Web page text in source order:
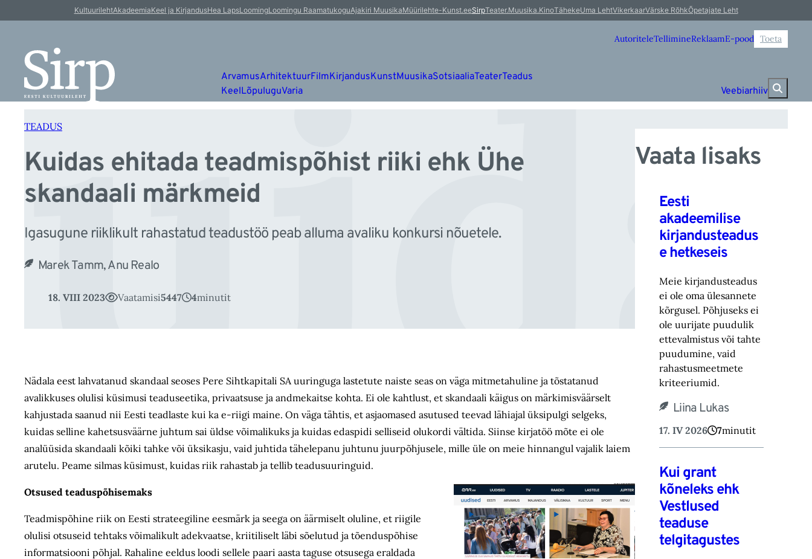
sisu
KultuurilehtAkadeemiaKeel ja KirjandusHea LapsLoomingLoomingu RaamatukoguAjakiri MuusikaMüürilehte-Kunst.eeSirpTeater.Muusika.KinoTähekeUma LehtVikerkaarVärske RõhkÕpetajate Leht
AutoriteleTellimineReklaamE-pood Toeta
ArvamusArhitektuurFilmKirjandusKunstMuusikaSotsiaaliaTeaterTeadus
KeelLõpuluguVaria Veebiarhiiv
TEADUS
Kuidas ehitada teadmispõhist riiki ehk Ühe
skandaali märkmeid
Igasugune riiklikult rahastatud teadustöö peab alluma avaliku konkursi nõuetele.
Marek Tamm, Anu Realo
18. VIII 2023 Vaatamisi5447 4minutit
Nädala eest lahvatanud skandaal seoses Pere Sihtkapitali SA uuringuga lastetute naiste seas on väga mitmetahuline ja tõstatanud
avalikkuses olulisi küsimusi teaduseetika, privaatsuse ja andmekaitse kohta. Ei ole kahtlust, et skandaali käigus on märkimisväärselt
kahjustada saanud nii Eesti teadlaste kui ka e-riigi maine. On väga tähtis, et asjaomased asutused teevad lähiajal üksipulgi selgeks,
kuidas selline kahetsusväärne juhtum sai üldse võimalikuks ja kuidas edaspidi selliseid olukordi vältida. Siinse kirjatöö mõte ei ole
analüüsida skandaali kõiki tahke või üksikasju, vaid juhtida tähelepanu juhtunu juurpõhjusele, mille üle on meie hinnangul vajalik laiem
arutelu. Peame silmas küsimust, kuidas riik rahastab ja tellib teadusuuringuid.
Otsused teaduspõhisemaks
Teadmispõhine riik on Eesti strateegiline eesmärk ja seega on äärmiselt oluline, et riigile
olulisi otsuseid tehtaks võimalikult adekvaatse, kriitiliselt läbi sõelutud ja tõenduspõhise
informatsiooni põhjal. Rahaline eeldus loodi sellele paari aasta taguse otsusega eraldada
Vaata lisaks
Eesti
akadeemilise
kirjandusteadus
e hetkeseis
Meie kirjandusteadus
ei ole oma ülesannete
kõrgusel. Põhjuseks ei
ole uurijate puudulik
ettevalmistus või tahte
puudumine, vaid
rahastusmeetmete
kriteeriumid.
Liina Lukas
17. IV 2026 7minutit
Kui grant
kõneleks ehk
Vestlused
teaduse
telgitagustes